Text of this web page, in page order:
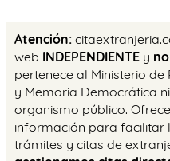
Atención:
web INDEPENDIENTE y
pertenece al Ministerio de
y Memoria Democrática
organismo público.
información para facilitar
trámites y citas de